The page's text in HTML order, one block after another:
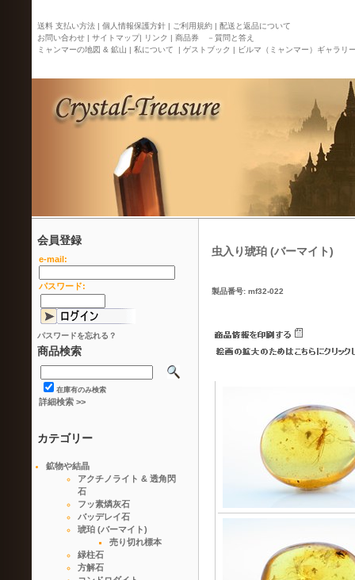
送料 支払い方法 | 個人情報保護方針 | ご利用規約 | 配送と返品について
お問い合わせ | サイトマップ| リンク | 商品券 －質問と答え
ミャンマーの地図 & 鉱山 | 私について | ゲストブック | ビルマ（ミャンマー）ギャラリ
会員登録
e-mail:
パスワード:
パスワードを忘れる？
商品検索
在庫有のみ検索
詳細検索 >>
カテゴリー
鉱物や結晶
アクチノライト & 透角閃
石
フッ素燐灰石
バッデレイ石
琥珀 (バーマイト)
売り切れ標本
緑柱石
方解石
虫入り琥珀 (バーマイト)
製品番号: mf32-022